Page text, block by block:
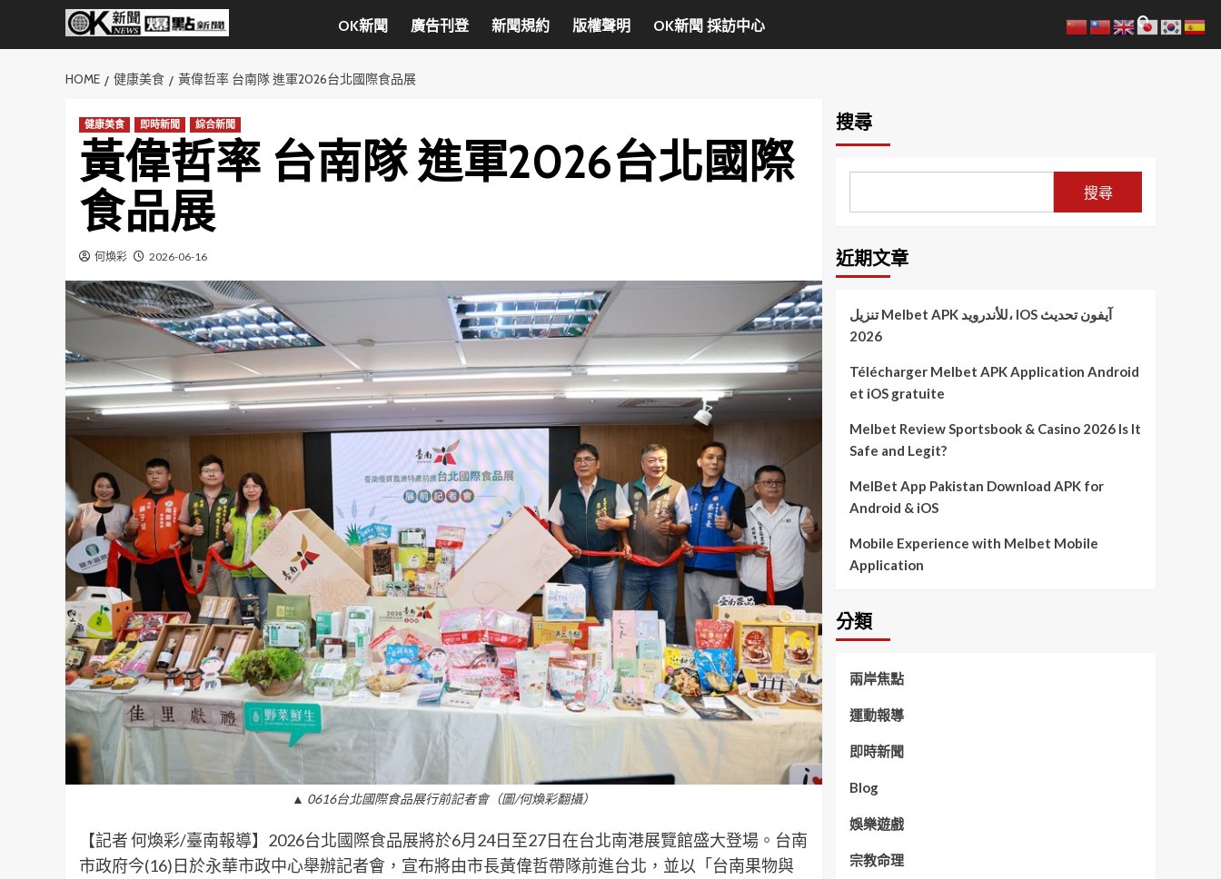
OK新聞 廣告刊登 新聞規約 版權聲明 OK新聞 採訪中心
HOME 健康美食 黃偉哲率 台南隊 進軍2026台北國際食品展
健康美食 即時新聞 綜合新聞
黃偉哲率 台南隊 進軍2026台北國際
食品展
何煥彩 2026-06-16
▲ 0616台北國際食品展行前記者會（圖/何煥彩翻攝）
【記者 何煥彩/臺南報導】2026台北國際食品展將於6月24日至27日在台北南港展覽館盛大登場。台南
市政府今(16)日於永華市政中心舉辦記者會，宣布將由市長黃偉哲帶隊前進台北，並以「台南果物與
搜尋
搜尋
近期文章
تنزيل Melbet APK للأندرويد، IOS آيفون تحديث
2026
Télécharger Melbet APK Application Android
et iOS gratuite
Melbet Review Sportsbook & Casino 2026 Is It
Safe and Legit?
MelBet App Pakistan Download APK for
Android & iOS
Mobile Experience with Melbet Mobile
Application
分類
兩岸焦點
運動報導
即時新聞
Blog
娛樂遊戲
宗教命理